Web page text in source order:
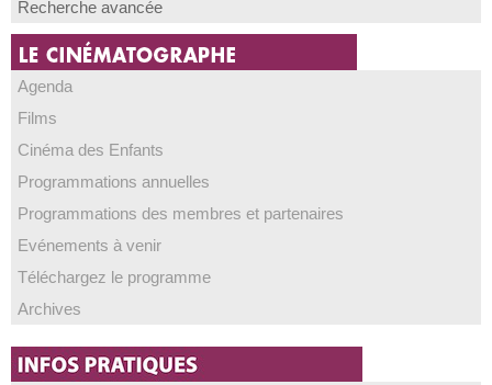
Recherche avancée
Agenda
Films
Cinéma des Enfants
Programmations annuelles
Programmations des membres et partenaires
Evénements à venir
Téléchargez le programme
Archives